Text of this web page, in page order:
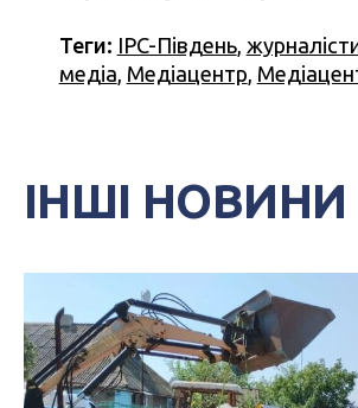
Теги: IPC-Південь,
медіа, Медіацентр,
ІНШІ НОВИНИ